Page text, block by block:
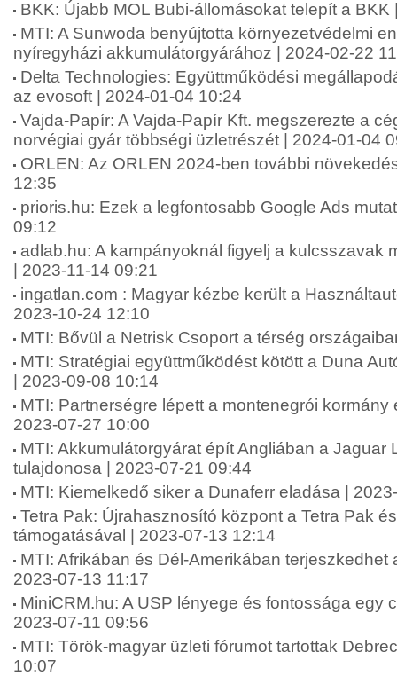
BKK: Újabb MOL Bubi-állomásokat telepít a BKK
MTI: A Sunwoda benyújtotta környezetvédelmi
nyíregyházi akkumulátorgyárához | 2024-02-22
Delta Technologies: Együttműködési
az evosoft | 2024-01-04 10:24
Vajda-Papír: A Vajda-Papír Kft. megszerezte a
norvégiai gyár többségi üzletrészét | 2024-01-04
ORLEN: Az ORLEN 2024-ben további
12:35
prioris.hu: Ezek a legfontosabb Google Ads
09:12
adlab.hu: A kampányoknál figyelj a kulcsszavak
| 2023-11-14 09:21
ingatlan.com : Magyar kézbe került a
2023-10-24 12:10
MTI: Bővül a Netrisk Csoport a térség
MTI: Stratégiai együttműködést kötött a Duna
| 2023-09-08 10:14
MTI: Partnerségre lépett a montenegrói kormány
2023-07-27 10:00
MTI: Akkumulátorgyárat épít Angliában a Jaguar
tulajdonosa | 2023-07-21 09:44
MTI: Kiemelkedő siker a Dunaferr eladása |
Tetra Pak: Újrahasznosító központ a Tetra Pak
támogatásával | 2023-07-13 12:14
MTI: Afrikában és Dél-Amerikában terjeszkedhet
2023-07-13 11:17
MiniCRM.hu: A USP lényege és fontossága egy
2023-07-11 09:56
MTI: Török-magyar üzleti fórumot tartottak
10:07